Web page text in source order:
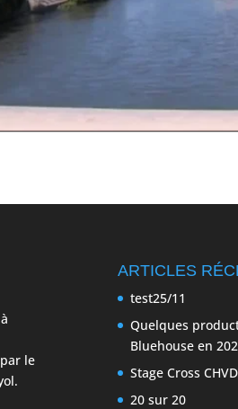
le
ARTICLES
test25/11
Quelques
Bluehouse en
Stage Cross
20 sur 20